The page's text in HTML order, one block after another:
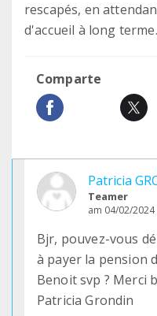
rescapés, en
d'accueil à long terme.
Comparte
Patricia
Teamer
am 04/02/2024
Bjr, pouvez-vous
à payer la pension
Benoit svp ? Merci
Patricia Grondin